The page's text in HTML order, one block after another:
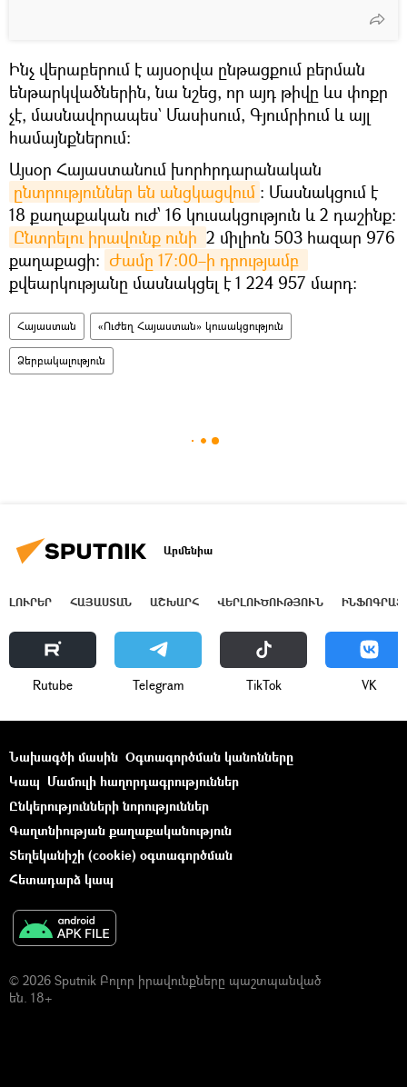
Ինչ վերաբերում է այսօրվա ընթացքում բերման
ենթարկվածներին, նա նշեց, որ այդ թիվը ևս փոքր
չէ, մասնավորապես` Մասիսում, Գյումրիում և այլ
համայնքներում։
Այսօր Հայաստանում խորհրդարանական
ընտրություններ են անցկացվում ։ Մասնակցում է
18 քաղաքական ուժ՝ 16 կուսակցություն և 2 դաշինք:
Ընտրելու իրավունք ունի 2 միլիոն 503 հազար 976
քաղաքացի։
քվեարկությանը մասնակցել է 1 224 957 մարդ։
Հայաստան «Ուժեղ Հայաստան» կուսակցություն
Ձերբակալություն
Արմենիա
ԼՈՒՐԵՐ ՀԱՅԱՍՏԱՆ ԱՇԽԱՐՀ ՎԵՐԼՈՒԾՈՒԹՅՈՒՆ
Rutube Telegram ТikТоk VK
Նախագծի մասին Օգտագործման կանոնները
Կապ Մամուլի հաղորդագրություններ
Ընկերությունների նորություններ
Գաղտնիության քաղաքականություն
Տեղեկանիշի (cookie) օգտագործման
Հետադարձ կապ
© 2026 Sputnik Բոլոր իրավունքները պաշտպանված
են. 18+